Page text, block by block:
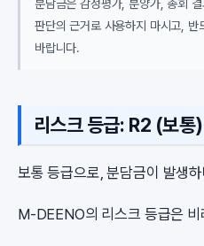
분담금은 감정평가, 분양가, 총회
판단의 근거로 사용하지 마시고, 반
바랍니다.
리스크 등급: R2 (보통)
보통 등급으로, 분담금이 발생
M-DEENO의 리스크 등급은